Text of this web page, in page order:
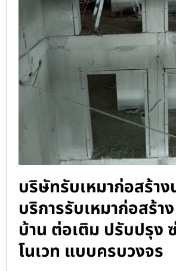
บริษัทรับเหมาก่อสร้า
บริการรับเหมาก่อสร้า
บ้าน ต่อเติม ปรับปรุง
โนเวท แบบครบวงจร